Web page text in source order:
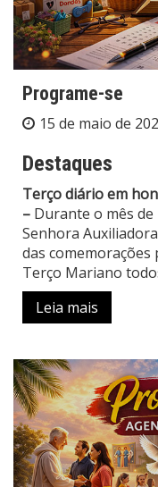
Programe-se
15 de maio de
Destaques
Terço diário em
– Durante o mês
Senhora
das comemorações
Terço Mariano
Leia mais